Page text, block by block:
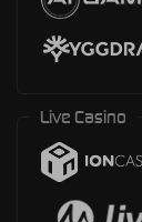
Live Casino